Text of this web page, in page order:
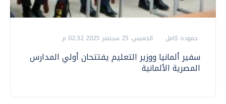
حمودة كامل الخميس، 25 سبتمبر 2025 02:32 م
سفير ألمانيا ووزير التعليم يفتتحان أولي المدارس
المصرية الألمانية